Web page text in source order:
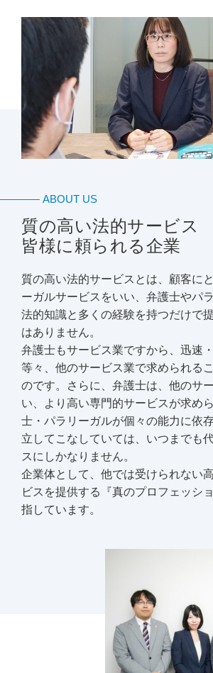
ABOUT US
質の高い法的サービス
皆様に頼られる企業
質の高い法的サービスとは、顧客に
ーガルサービスをいい、弁護士やパ
法的知識と多くの経験を持つだけで
はありません。
弁護士もサービス業ですから、迅速
等々、他のサービス業で求められる
のです。さらに、弁護士は、他のサ
い、より高い専門的サービスが求め
士・パラリーガルが個々の能力に依
立してこなしていては、いつまでも
スにしかなりません。
企業体として、他では受けられない
ビスを提供する『真のプロフェッシ
指しています。